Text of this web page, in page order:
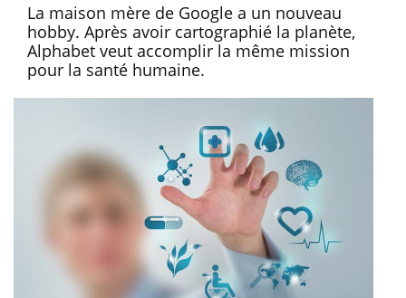
La maison mère de Google a un nouveau
hobby. Après avoir cartographié la planète,
Alphabet veut accomplir la même mission
pour la santé humaine.